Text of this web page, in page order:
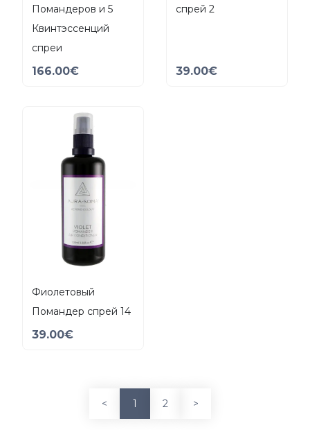
Помандеров и 5
Квинтэссенций
спреи
166.00€
спрей 2
39.00€
Фиолетовый
Помандер спрей 14
39.00€
< 1 2 >